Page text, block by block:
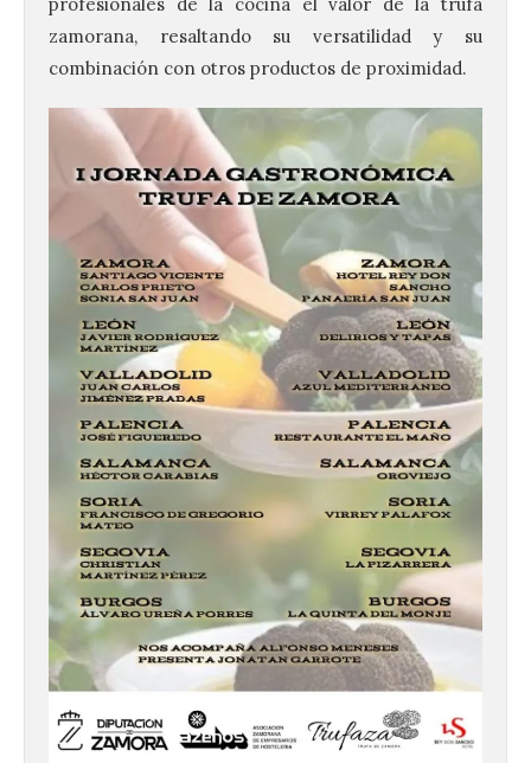
zamorana, resaltando su versatilidad y su
combinación con otros productos de proximidad.